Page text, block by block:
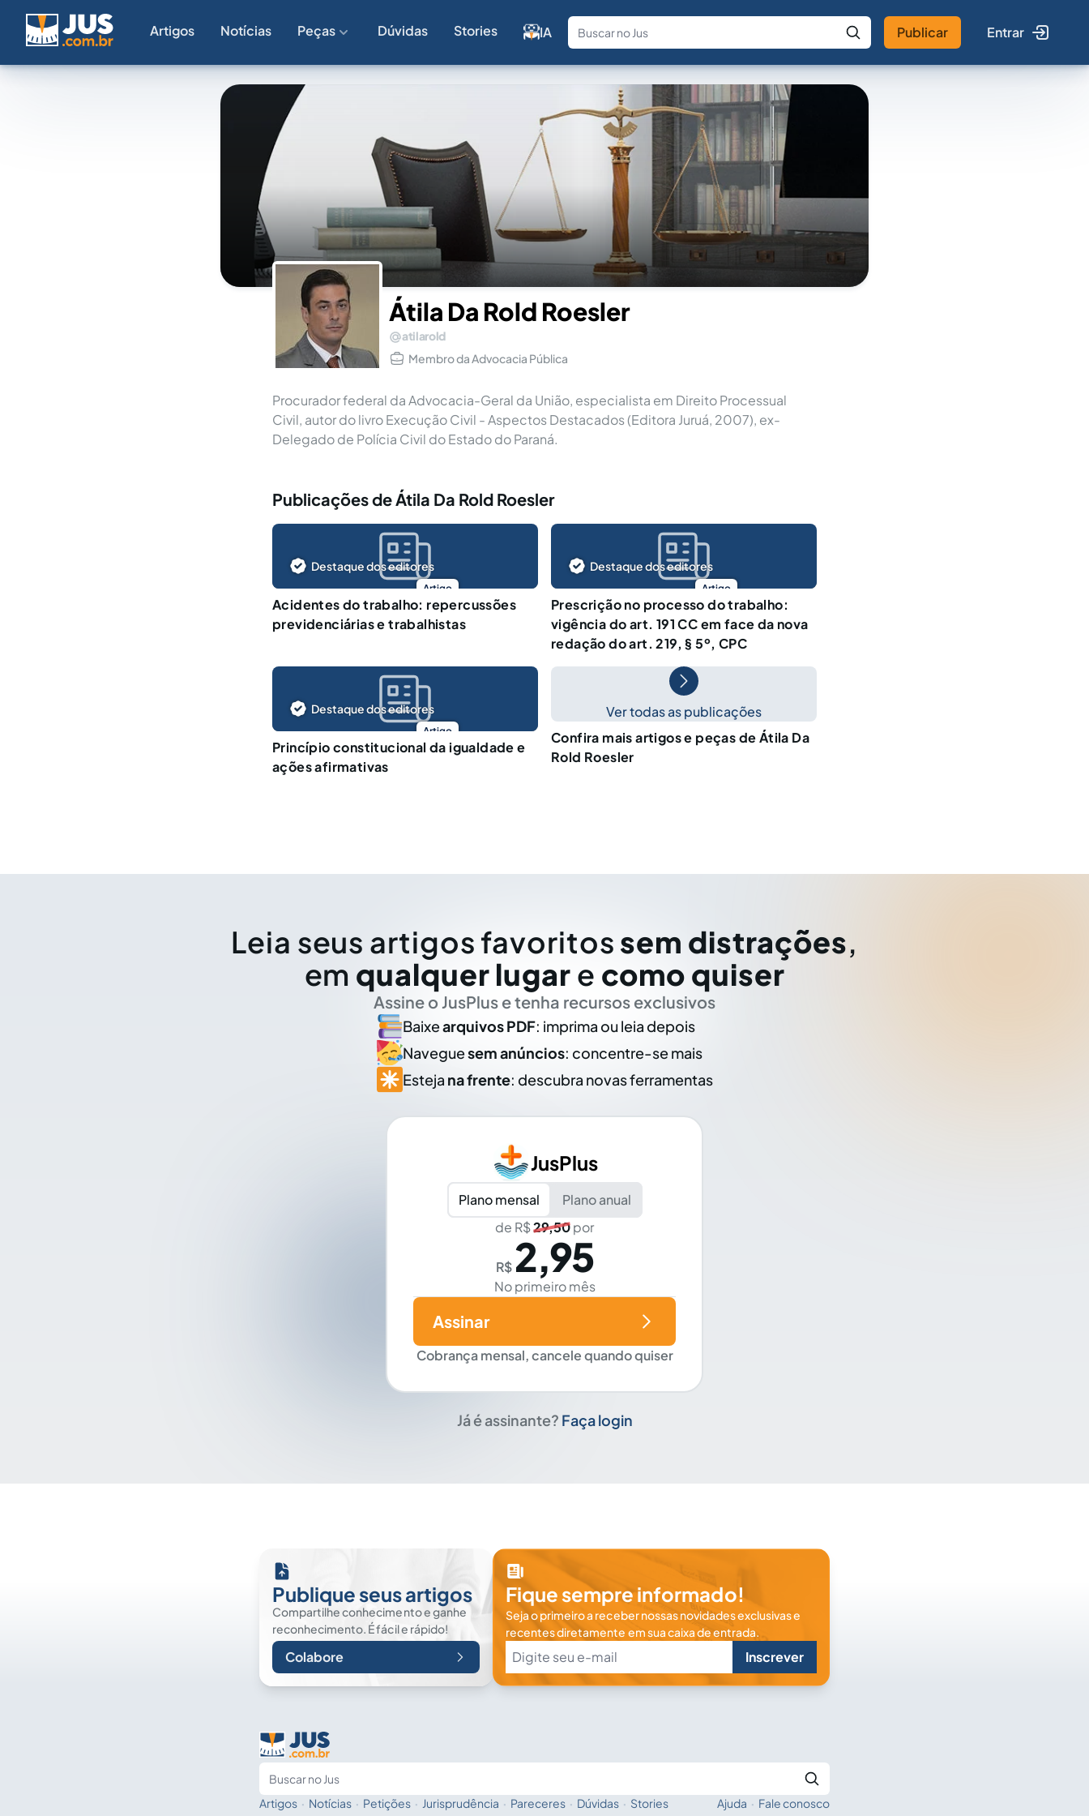
Artigos Notícias Peças Dúvidas Stories IA
Fale com a IA Buscar no Jus
Publicar Entrar
Átila Da Rold Roesler
atilarold
Membro da Advocacia Pública
Procurador federal da Advocacia-Geral da União, especialista em Direito Processual
Civil, autor do livro Execução Civil - Aspectos Destacados (Editora Juruá, 2007), ex-
Delegado de Polí­cia Civil do Estado do Paraná.
Publicações de Átila Da Rold Roesler
Artigo
Destaque dos editores
Acidentes do trabalho: repercussões
previdenciárias e trabalhistas
Artigo
Destaque dos editores
Prescrição no processo do trabalho:
vigência do art. 191 CC em face da nova
redação do art. 219, § 5º, CPC
Artigo
Destaque dos editores
Princípio constitucional da igualdade e
ações afirmativas
Ver todas as publicações
Confira mais artigos e peças de Átila Da
Rold Roesler
Leia seus artigos favoritos sem distrações,
em qualquer lugar e como quiser
Assine o JusPlus e tenha recursos exclusivos
Baixearquivos PDF: imprima ou leia depois
Naveguesem anúncios: concentre-se mais
Esteja na frente: descubra novas ferramentas
JusPlus
Plano mensal
Plano anual
de R$29,50por
R$ 2,95
No primeiro mês
Cobrança mensal, cancele quando quiser
Assinar
Já é assinante? Faça login
Publique seus artigos
Compartilhe conhecimento e ganhe
reconhecimento. É fácil e rápido!
Colabore
Fique sempre informado!
Seja o primeiro a receber nossas novidades exclusivas e
recentes diretamente em sua caixa de entrada.
Inscrever
Artigos · Notícias · Petições · Jurisprudência · Pareceres · Dúvidas · Stories Ajuda · Fale conosco